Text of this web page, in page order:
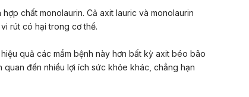
chất monolaurin. Cả axit lauric và monolaurin
vi rút có hại trong cơ thể.
hiệu quả các mầm bệnh này hơn bất kỳ axit béo bão
đến nhiều lợi ích sức khỏe khác, chẳng hạn